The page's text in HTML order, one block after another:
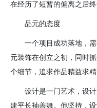
在经历了短暂的偏离之后终
品元的态度
一个项目成功落地，
元装饰在创立之初，同时
个细节，追求作品精益求精
设计是一门艺术，设
建平长袖善舞。他坚持，